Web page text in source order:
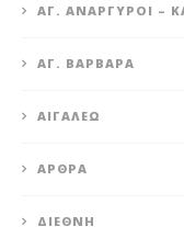
ΆΓ. ΑΝΆΡΓΥΡΟΙ –
ΑΓ. ΒΑΡΒΆΡΑ
ΑΙΓΆΛΕΩ
ΆΡΘΡΑ
ΔΙΕΘΝΉ